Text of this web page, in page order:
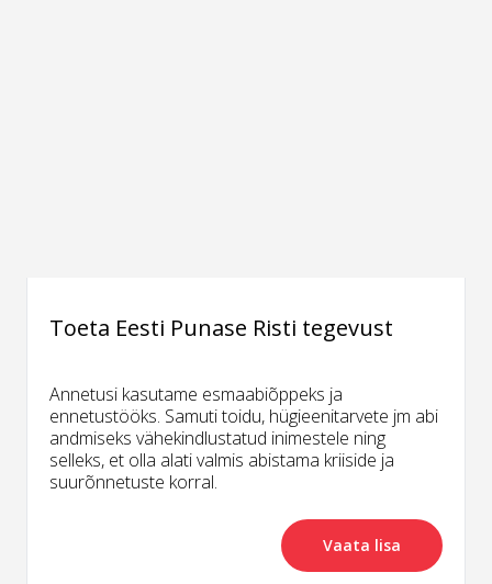
Toeta Eesti Punase Risti tegevust
Annetusi kasutame esmaabiõppeks ja
ennetustööks. Samuti toidu, hügieenitarvete jm abi
andmiseks vähekindlustatud inimestele ning
selleks, et olla alati valmis abistama kriiside ja
suurõnnetuste korral.
Vaata lisa